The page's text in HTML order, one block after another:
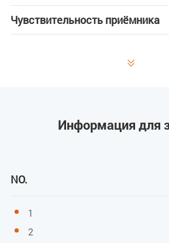
Чувствительность приёмника
GPON: -8 дБм
Мощность передачи
GPON: 0,5 ~ 5 дБм
EPON: 0 ~ 4 дБм

Информация для
NO.
1
2